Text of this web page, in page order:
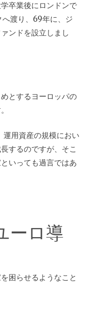
卒業後にロンドンで
渡り、69年に、ジ
ンドを設立しまし
とするヨーロッパの
用資産の規模におい
するのですが、そこ
いっても過言ではあ
ーロ導
困らせるようなこと